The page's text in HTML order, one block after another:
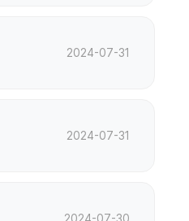
2024-07-31
2024-07-31
2024-07-30